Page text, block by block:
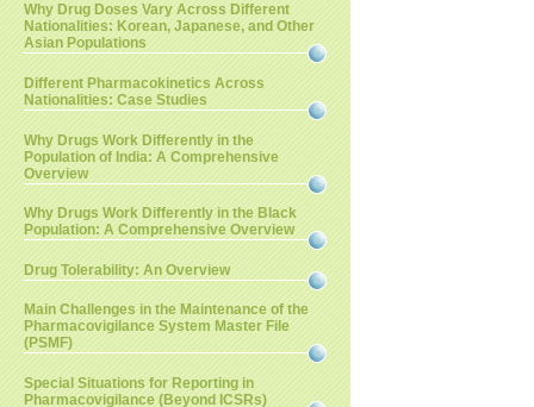
Why Drug Doses Vary Across Different
Nationalities: Korean, Japanese, and Other
Asian Populations
Different Pharmacokinetics Across
Nationalities: Case Studies
Why Drugs Work Differently in the
Population of India: A Comprehensive
Overview
Why Drugs Work Differently in the Black
Population: A Comprehensive Overview
Drug Tolerability: An Overview
Main Challenges in the Maintenance of the
Pharmacovigilance System Master File
(PSMF)
Special Situations for Reporting in
Pharmacovigilance (Beyond ICSRs)